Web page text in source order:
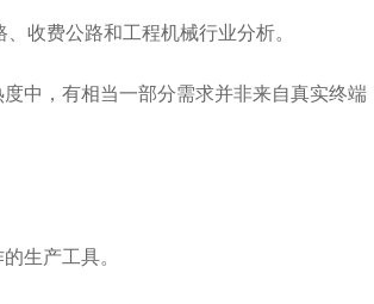
收费公路和工程机械行业分析。
中，有相当一部分需求并非来自真实终端
生产工具。